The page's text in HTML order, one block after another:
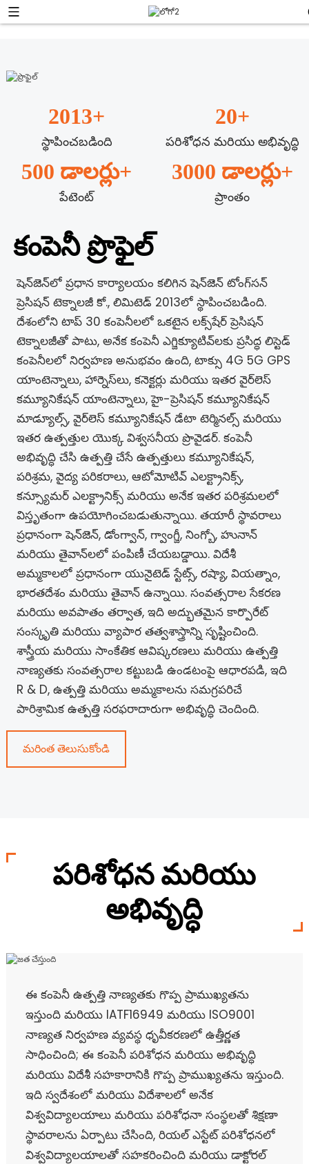
2013+
స్థాపించబడింది
20+
పరిశోధన మరియు అభివృద్ధి
500 డాలర్లు+
పేటెంట్
3000 డాలర్లు+
ప్రాంతం
కంపెనీ ప్రొఫైల్
షెన్‌జెన్‌లో ప్రధాన కార్యాలయం కలిగిన షెన్‌జెన్ టోంగ్‌సన్
ప్రెసిషన్ టెక్నాలజీ కో., లిమిటెడ్ 2013లో స్థాపించబడింది.
దేశంలోని టాప్ 30 కంపెనీలలో ఒకటైన లక్స్‌షేర్ ప్రెసిషన్
టెక్నాలజీతో పాటు, అనేక కంపెనీ ఎగ్జిక్యూటివ్‌లకు ప్రసిద్ధ లిస్టెడ్
కంపెనీలలో నిర్వహణ అనుభవం ఉంది, టాక్సు 4G 5G GPS
యాంటెన్నాలు, హార్నెస్‌లు, కనెక్టర్లు మరియు ఇతర వైర్‌లెస్
కమ్యూనికేషన్ యాంటెన్నాలు, హై-ప్రెసిషన్ కమ్యూనికేషన్
మాడ్యూల్స్, వైర్‌లెస్ కమ్యూనికేషన్ డేటా టెర్మినల్స్ మరియు
ఇతర ఉత్పత్తుల యొక్క విశ్వసనీయ ప్రొవైడర్. కంపెనీ
అభివృద్ధి చేసి ఉత్పత్తి చేసే ఉత్పత్తులు కమ్యూనికేషన్,
పరిశ్రమ, వైద్య పరికరాలు, ఆటోమోటివ్ ఎలక్ట్రానిక్స్,
కన్స్యూమర్ ఎలక్ట్రానిక్స్ మరియు అనేక ఇతర పరిశ్రమలలో
విస్తృతంగా ఉపయోగించబడుతున్నాయి. తయారీ స్థావరాలు
ప్రధానంగా షెన్‌జెన్, డోంగ్వాన్, గ్వాంగ్జీ, నింగ్బో, హునాన్
మరియు తైవాన్‌లలో పంపిణీ చేయబడ్డాయి. విదేశీ
అమ్మకాలలో ప్రధానంగా యునైటెడ్ స్టేట్స్, రష్యా, వియత్నాం,
భారతదేశం మరియు తైవాన్ ఉన్నాయి. సంవత్సరాల సేకరణ
మరియు అవపాతం తర్వాత, ఇది అద్భుతమైన కార్పొరేట్
సంస్కృతి మరియు వ్యాపార తత్వశాస్త్రాన్ని సృష్టించింది.
శాస్త్రీయ మరియు సాంకేతిక ఆవిష్కరణలు మరియు ఉత్పత్తి
నాణ్యతకు సంవత్సరాల కట్టుబడి ఉండటంపై ఆధారపడి, ఇది
R & D, ఉత్పత్తి మరియు అమ్మకాలను సమగ్రపరిచే
పారిశ్రామిక ఉత్పత్తి సరఫరాదారుగా అభివృద్ధి చెందింది.
మరింత తెలుసుకోండి
పరిశోధన మరియు
అభివృద్ధి
ఈ కంపెనీ ఉత్పత్తి నాణ్యతకు గొప్ప ప్రాముఖ్యతను
ఇస్తుంది మరియు IATF16949 మరియు ISO9001
నాణ్యత నిర్వహణ వ్యవస్థ ధృవీకరణలో ఉత్తీర్ణత
సాధించింది; ఈ కంపెనీ పరిశోధన మరియు అభివృద్ధి
మరియు విదేశీ సహకారానికి గొప్ప ప్రాముఖ్యతను ఇస్తుంది.
ఇది స్వదేశంలో మరియు విదేశాలలో అనేక
విశ్వవిద్యాలయాలు మరియు పరిశోధనా సంస్థలతో శిక్షణా
స్థావరాలను ఏర్పాటు చేసింది, రియల్ ఎస్టేట్ పరిశోధనలో
విశ్వవిద్యాలయాలతో సహకరించింది మరియు డాక్టోరల్